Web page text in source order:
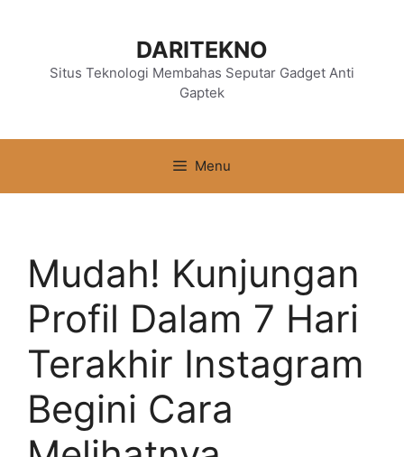
DARITEKNO
Situs Teknologi Membahas Seputar Gadget Anti
Gaptek
Menu
Mudah! Kunjungan
Profil Dalam 7 Hari
Terakhir Instagram
Begini Cara